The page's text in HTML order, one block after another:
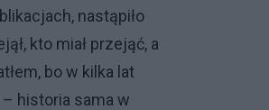
nastąpiło
kto miał przejąć, a
bo w kilka lat
historia sama w